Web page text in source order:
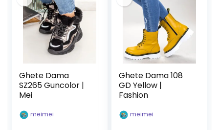
Ghete Dama
SZ265 Guncolor |
Mei
meimei
Ghete Dama 108
GD Yellow |
Fashion
meimei